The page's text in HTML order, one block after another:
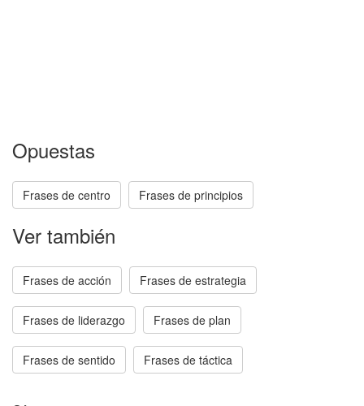
Opuestas
Frases de centro Frases de principios
Ver también
Frases de acción Frases de estrategia
Frases de liderazgo Frases de plan
Frases de sentido Frases de táctica